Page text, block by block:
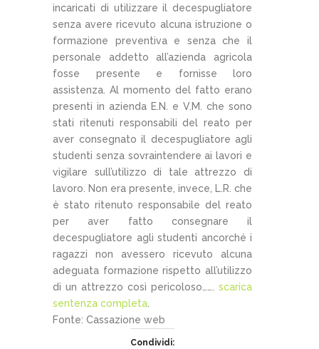
incaricati di utilizzare il decespugliatore
senza avere ricevuto alcuna istruzione o
formazione preventiva e senza che il
personale addetto all’azienda agricola
fosse presente e fornisse loro
assistenza. Al momento del fatto erano
presenti in azienda E.N. e V.M. che sono
stati ritenuti responsabili del reato per
aver consegnato il decespugliatore agli
studenti senza sovraintendere ai lavori e
vigilare sull’utilizzo di tale attrezzo di
lavoro. Non era presente, invece, L.R. che
è stato ritenuto responsabile del reato
per aver fatto consegnare il
decespugliatore agli studenti ancorché i
ragazzi non avessero ricevuto alcuna
adeguata formazione rispetto all’utilizzo
di un attrezzo così pericoloso……. scarica
sentenza completa
Fonte: Cassazione web
Condividi: